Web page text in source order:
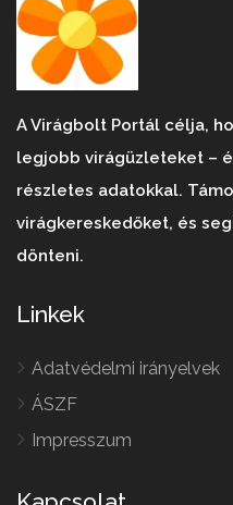
A Virágbolt Portál célja,
legjobb virágüzleteket –
részletes adatokkal.
virágkereskedőket, és
dönteni.
Linkek
Adatvédelmi irányelvek
ÁSZF
Impresszum